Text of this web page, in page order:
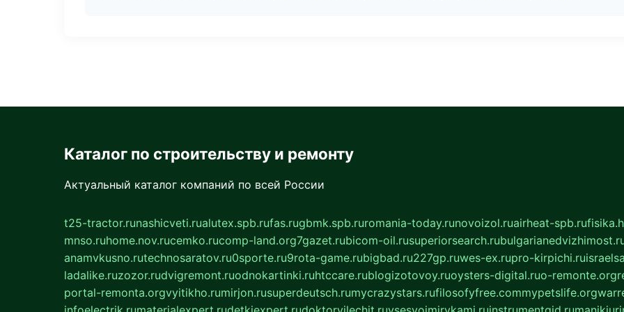
Каталог по строительству и ремонту
Актуальный каталог компаний по всей России
t25-tractor.runashicveti.rualutex.spb.rufas.rugbmk.spb.ruromania-today.runovoizol.ruairheat-spb.ru
mnso.ruhome.nov.rucemko.rucomp-land.org7gazet.rubicom-oil.rusuperiorsearch.ru
anamvkusno.rutechnosaratov.ru0sporte.ru9rota-game.rubigbad.ru227gp.ruwes-ex.rupro-kirpichi.ru
ladalike.ruzozor.rudvigremont.ruodnokartinki.ruhtccare.rublogizotovoy.ruoysters-digital.ruo-remonte.org
portal-remonta.orgvyitikho.rumirjon.rusuperdeutsch.rumycrazystars.rufilosofyfree.commypetslife.org